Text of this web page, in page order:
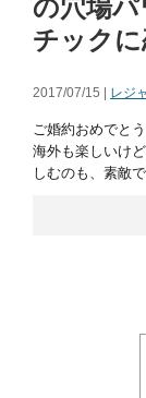
の穴場
チック
2017/07/15 | レジ
ご婚約おめでと
海外も楽しいけ
しむのも、素敵